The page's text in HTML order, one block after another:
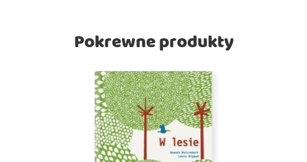
Pokrewne produkty